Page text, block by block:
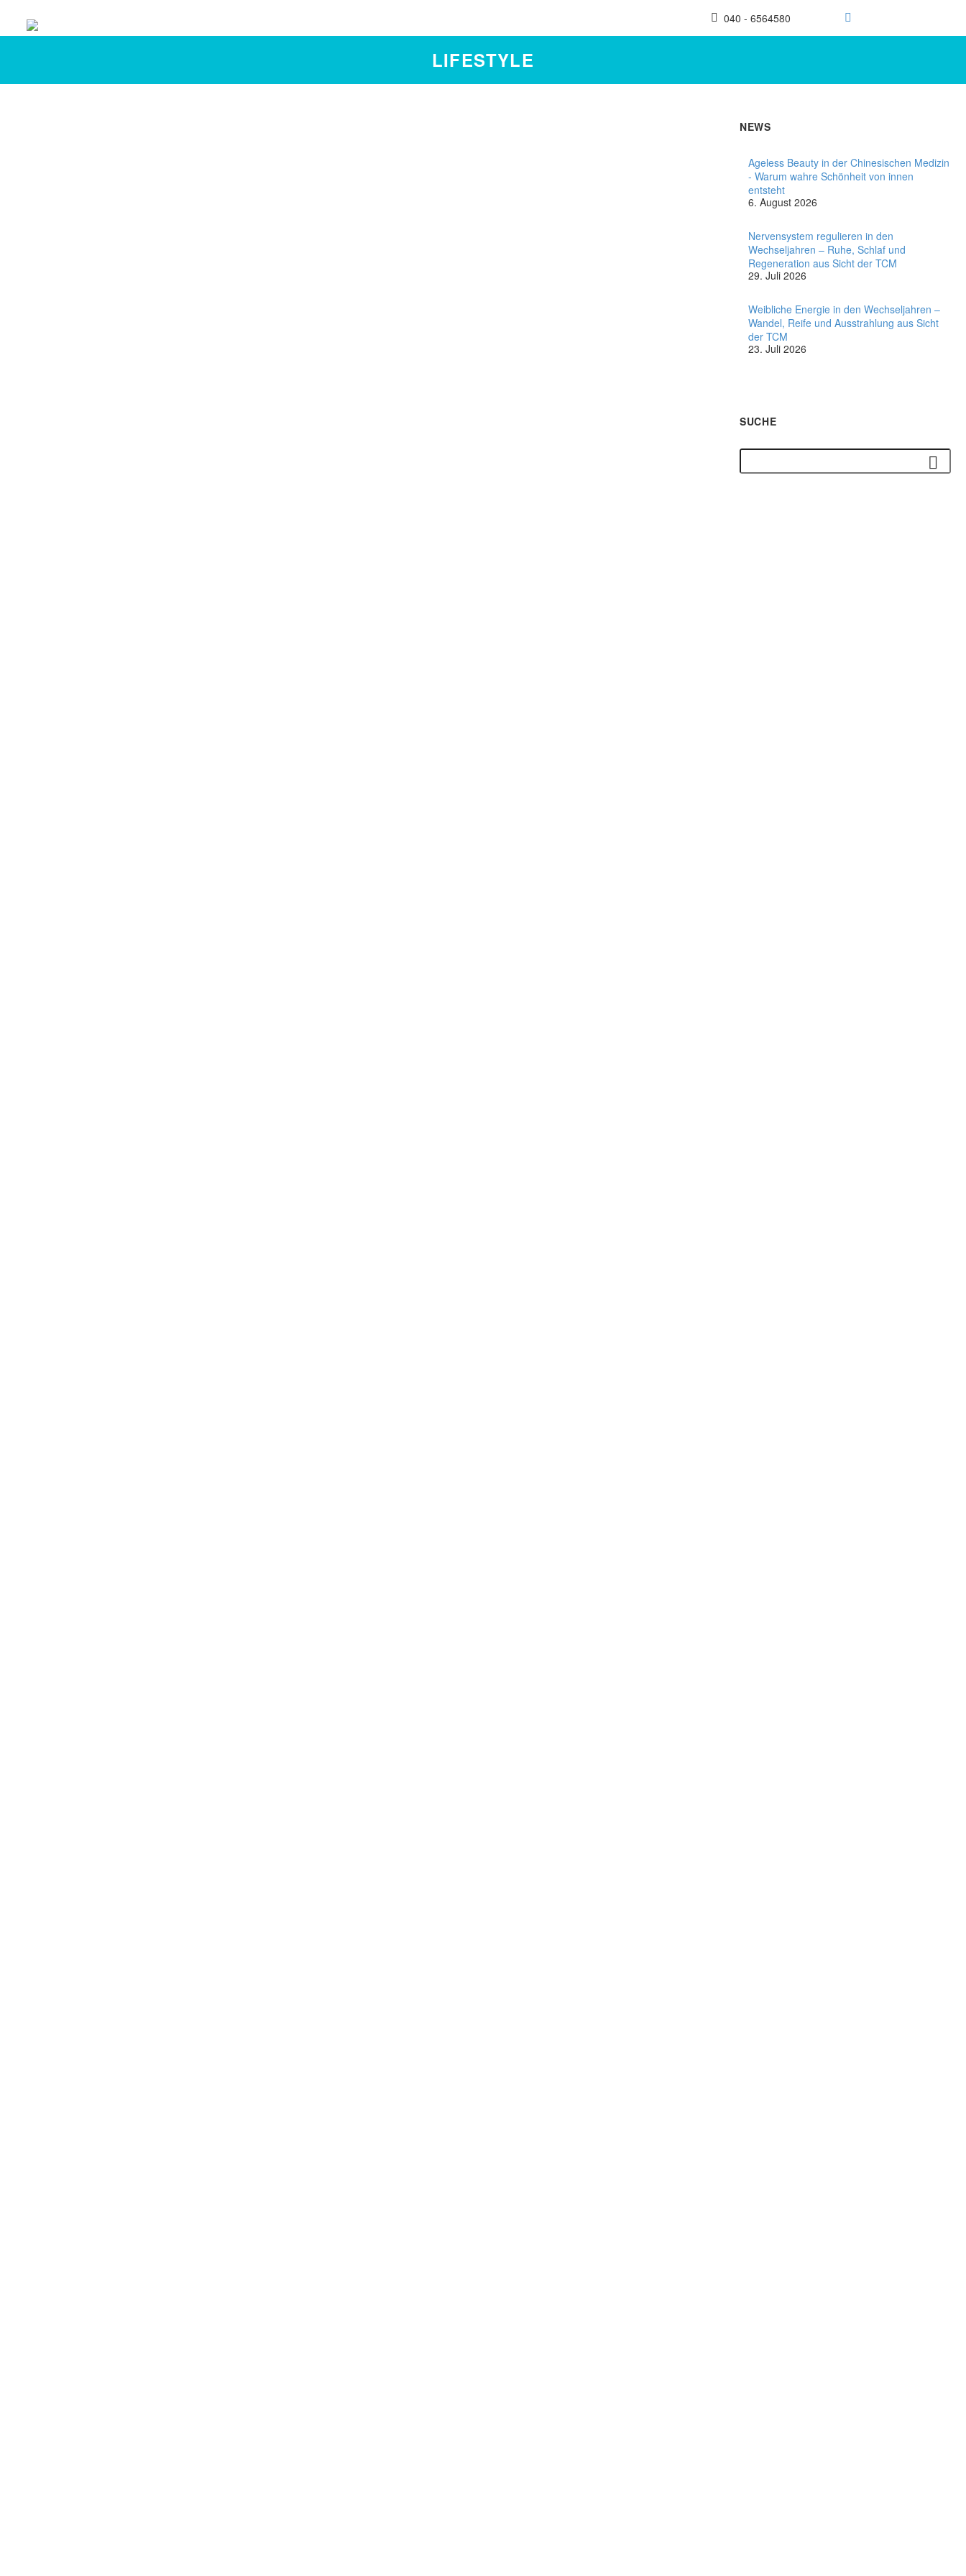
040 - 6564580
LIFESTYLE
NEWS
Ageless Beauty in der Chinesischen Medizin
- Warum wahre Schönheit von innen
entsteht
6. August 2026
Nervensystem regulieren in den
Wechseljahren – Ruhe, Schlaf und
Regeneration aus Sicht der TCM
29. Juli 2026
Weibliche Energie in den Wechseljahren –
Wandel, Reife und Ausstrahlung aus Sicht
der TCM
23. Juli 2026
SUCHE